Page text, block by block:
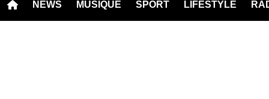
NEWS MUSIQUE SPORT LIFESTYLE